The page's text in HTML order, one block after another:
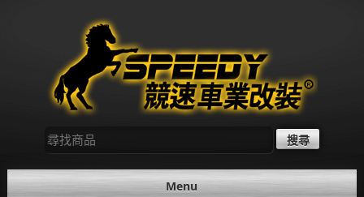
尋
找：
Menu